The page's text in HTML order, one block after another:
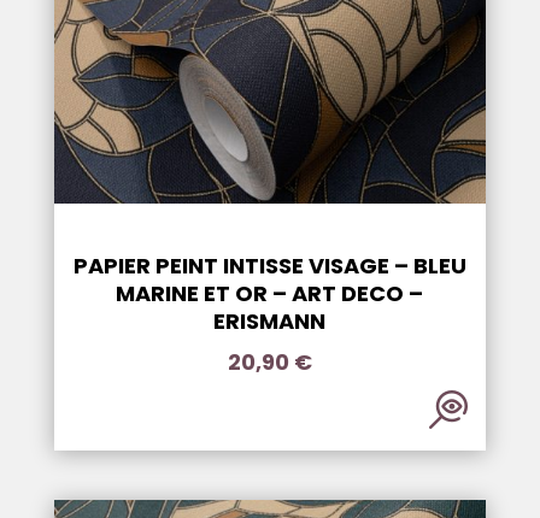
PAPIER PEINT INTISSE VISAGE – BLEU
MARINE ET OR – ART DECO –
ERISMANN
20,90 €